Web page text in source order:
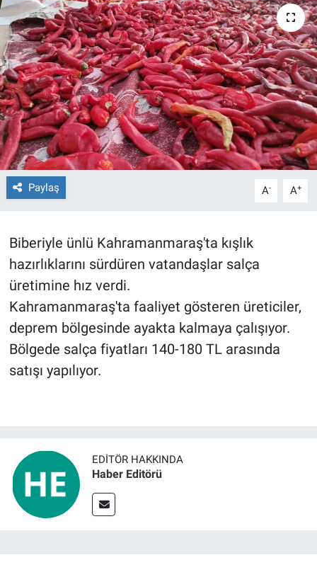
Paylaş A- A+
Biberiyle ünlü Kahramanmaraş'ta kışlık
hazırlıklarını sürdüren vatandaşlar salça
üretimine hız verdi.
Kahramanmaraş'ta faaliyet gösteren üreticiler,
deprem bölgesinde ayakta kalmaya çalışıyor.
Bölgede salça fiyatları 140-180 TL arasında
satışı yapılıyor.
EDITÖR HAKKINDA
Haber Editörü
Sağlık
TEKNOLOJİ
Dünya
İlçeler
MAGAZİN
Bilim, Teknoloji
ÇEVRE
HABERDE İNSAN
EĞİTİM
BİLİM VE TEKNOLOJİ
Haber Arşivi